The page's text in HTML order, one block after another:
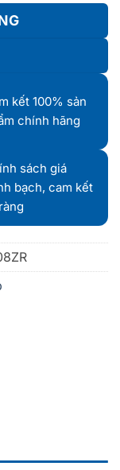
kết 100% sản
chính hãng
sách giá
bạch, cam kết